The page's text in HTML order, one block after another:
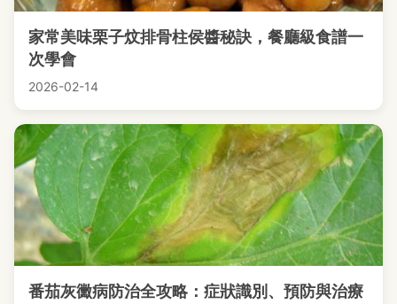
家常美味栗子炆排骨柱侯醬秘訣，餐廳級食譜一
次學會
2026-02-14
番茄灰黴病防治全攻略：症狀識別、預防與治療